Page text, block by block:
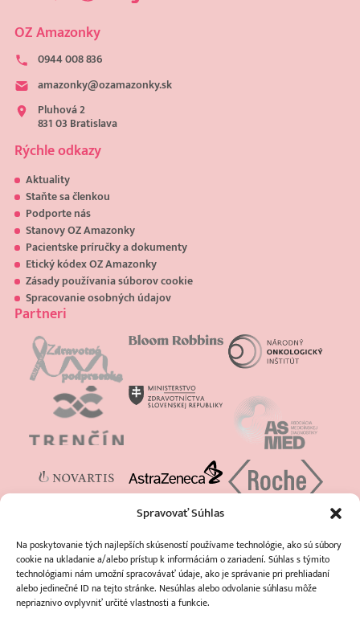
Spravovať Súhlas
Na poskytovanie tých najlepších skúseností používame technológie, ako sú súbory
cookie na ukladanie a/alebo prístup k informáciám o zariadení. Súhlas s týmito
technológiami nám umožní spracovávať údaje, ako je správanie pri prehliadaní
alebo jedinečné ID na tejto stránke. Nesúhlas alebo odvolanie súhlasu môže
nepriaznivo ovplyvniť určité vlastnosti a funkcie.
OZ Amazonky
0944 008 836
amazonky@ozamazonky.sk
Pluhová 2
831 03 Bratislava
Rýchle odkazy
Aktuality
Staňte sa členkou
Podporte nás
Stanovy OZ Amazonky
Pacientske príručky a dokumenty
Etický kódex OZ Amazonky
Zásady používania súborov cookie
Spracovanie osobných údajov
Partneri